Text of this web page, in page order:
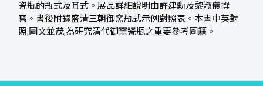
瓷瓶的瓶式及耳式。展品詳細說明由許建勳及黎淑儀撰
寫。書後附錄盛清三朝御窯瓶式示例對照表。本書中英對
照,圖文並茂,為研究清代御窯瓷瓶之重要參考圖籍。